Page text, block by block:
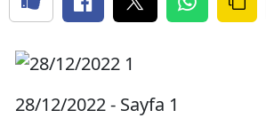
28/12/2022 - Sayfa 1